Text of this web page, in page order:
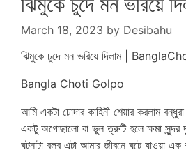
March 18, 2023 by Desibahu
ঝিমুকে চুদে মন ভরিয়ে দিলাম |
Bangla Choti Golpo
আমি একটা চোদার কাহিনী শেয়ার করলাম
একটু অগোছালো বা ভুল ত্রুটি হলে ক্ষমা সুন্দর
ঘটনাটা বলব এটা আমার জীবনে ঘটে যাওয়া